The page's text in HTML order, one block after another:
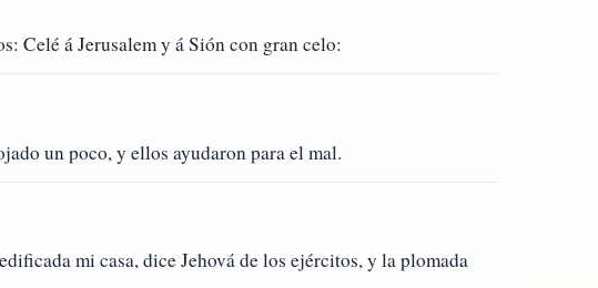
Celé á Jerusalem y á Sión con gran celo:
un poco, y ellos ayudaron para el mal.
mi casa, dice Jehová de los ejércitos, y la plomada